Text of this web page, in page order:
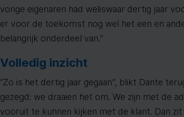
vorige eigenaren had weliswaar dertig jaar
er voor de toekomst nog wel het een en
belangrijk onderdeel van.”
Volledig inzicht
“Zo is het dertig jaar gegaan”, blikt Dante
gezegd: we draaien het om. We zijn met de
vooruit te kunnen kijken met de klant. Dan